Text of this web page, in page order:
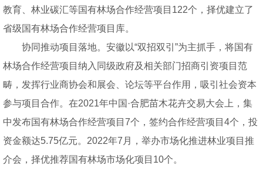
教育、林业碳汇等国有林场合作经营项目122个，择优建立了
省级国有林场合作经营项目库。
协同推动项目落地。安徽以“双招双引”为主抓手，将国有
林场合作经营项目纳入同级政府及相关部门招商引资项目范
畴，发挥行业商协会和展会、论坛等平台作用，吸引社会资本
参与项目合作。在2021年中国·合肥苗木花卉交易大会上，集
中发布国有林场合作经营项目7个，签约合作经营项目4个，投
资金额达5.75亿元。2022年7月，举办市场化推进林业项目推
介会，择优推荐国有林场市场化项目10个。